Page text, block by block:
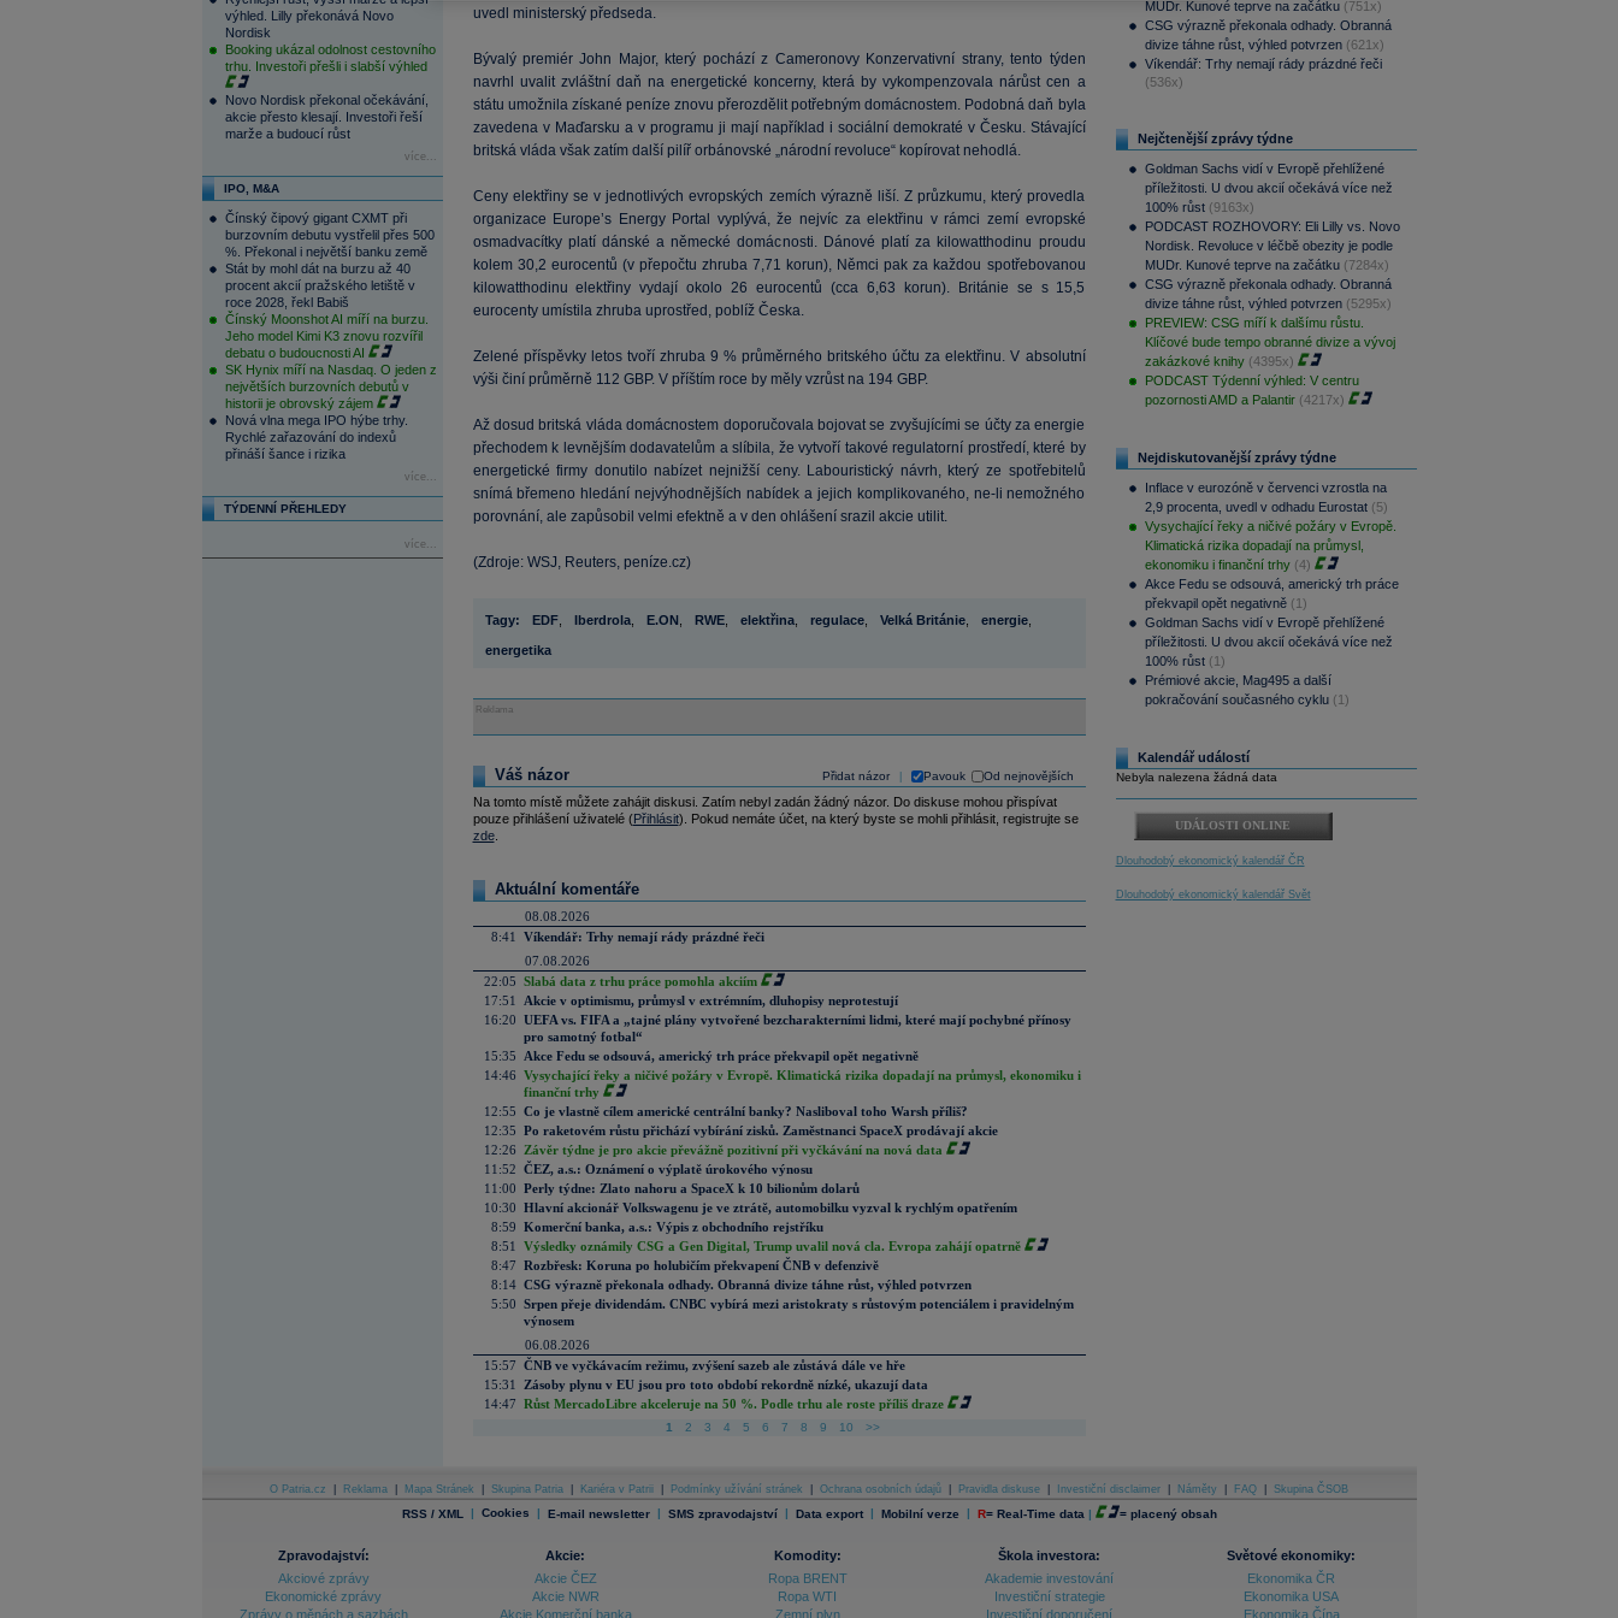
výhled. Lilly překonává Novo
Nordisk
Booking ukázal odolnost cestovního
trhu. Investoři přešli i slabší výhled
Novo Nordisk překonal očekávání,
akcie přesto klesají. Investoři řeší
marže a budoucí růst
více...
IPO, M&A
Čínský čipový gigant CXMT při
burzovním debutu vystřelil přes 500
%. Překonal i největší banku země
Stát by mohl dát na burzu až 40
procent akcií pražského letiště v
roce 2028, řekl Babiš
Čínský Moonshot AI míří na burzu.
Jeho model Kimi K3 znovu rozvířil
debatu o budoucnosti AI
SK Hynix míří na Nasdaq. O jeden z
největších burzovních debutů v
historii je obrovský zájem
Nová vlna mega IPO hýbe trhy.
Rychlé zařazování do indexů
přináší šance i rizika
více...
TÝDENNÍ PŘEHLEDY
více...
uvedl ministerský předseda.
Bývalý premiér John Major, který pochází z Cameronovy Konzervativní strany, tento týden
navrhl uvalit zvláštní daň na energetické koncerny, která by vykompenzovala nárůst cen a
státu umožnila získané peníze znovu přerozdělit potřebným domácnostem. Podobná daň byla
zavedena v Maďarsku a v programu ji mají například i sociální demokraté v Česku. Stávající
britská vláda však zatím další pilíř orbánovské „národní revoluce“ kopírovat nehodlá.
Ceny elektřiny se v jednotlivých evropských zemích výrazně liší. Z průzkumu, který provedla
organizace Europe’s Energy Portal vyplývá, že nejvíc za elektřinu v rámci zemí evropské
osmadvacítky platí dánské a německé domácnosti. Dánové platí za kilowatthodinu proudu
kolem 30,2 eurocentů (v přepočtu zhruba 7,71 korun), Němci pak za každou spotřebovanou
kilowatthodinu elektřiny vydají okolo 26 eurocentů (cca 6,63 korun). Británie se s 15,5
eurocenty umístila zhruba uprostřed, poblíž Česka.
Zelené příspěvky letos tvoří zhruba 9 % průměrného britského účtu za elektřinu. V absolutní
výši činí průměrně 112 GBP. V příštím roce by měly vzrůst na 194 GBP.
Až dosud britská vláda domácnostem doporučovala bojovat se zvyšujícími se účty za energie
přechodem k levnějším dodavatelům a slíbila, že vytvoří takové regulatorní prostředí, které by
energetické firmy donutilo nabízet nejnižší ceny. Labouristický návrh, který ze spotřebitelů
snímá břemeno hledání nejvýhodnějších nabídek a jejich komplikovaného, ne-li nemožného
porovnání, ale zapůsobil velmi efektně a v den ohlášení srazil akcie utilit.
(Zdroje: WSJ, Reuters, peníze.cz)
Tagy: EDF, Iberdrola, E.ON, RWE, elektřina, regulace, Velká Británie, energie,
energetika
Reklama
Přidat názor Pavouk Od nejnovějších
Váš názor
Na tomto místě můžete zahájit diskusi. Zatím nebyl zadán žádný názor. Do diskuse mohou přispívat
pouze přihlášení uživatelé (Přihlásit). Pokud nemáte účet, na který byste se mohli přihlásit, registrujte se
zde.
Aktuální komentáře
08.08.2026
8:41
Víkendář: Trhy nemají rády prázdné řeči
07.08.2026
22:05 Slabá data z trhu práce pomohla akciím
17:51
Akcie v optimismu, průmysl v extrémním, dluhopisy neprotestují
16:20 UEFA vs. FIFA a „tajné plány vytvořené bezcharakterními lidmi, které mají pochybné přínosy
pro samotný fotbal“
15:35
Akce Fedu se odsouvá, americký trh práce překvapil opět negativně
14:46 Vysychající řeky a ničivé požáry v Evropě. Klimatická rizika dopadají na průmysl, ekonomiku i
finanční trhy
12:55 Co je vlastně cílem americké centrální banky? Nasliboval toho Warsh příliš?
12:35 Po raketovém růstu přichází vybírání zisků. Zaměstnanci SpaceX prodávají akcie
12:26
Závěr týdne je pro akcie převážně pozitivní při vyčkávání na nová data
11:52 ČEZ, a.s.: Oznámení o výplatě úrokového výnosu
11:00 Perly týdne: Zlato nahoru a SpaceX k 10 bilionům dolarů
10:30 Hlavní akcionář Volkswagenu je ve ztrátě, automobilku vyzval k rychlým opatřením
8:59 Komerční banka, a.s.: Výpis z obchodního rejstříku
8:51
Výsledky oznámily CSG a Gen Digital, Trump uvalil nová cla. Evropa zahájí opatrně
8:47 Rozbřesk: Koruna po holubičím překvapení ČNB v defenzivě
8:14 CSG výrazně překonala odhady. Obranná divize táhne růst, výhled potvrzen
5:50 Srpen přeje dividendám. CNBC vybírá mezi aristokraty s růstovým potenciálem i pravidelným
výnosem
06.08.2026
15:57 ČNB ve vyčkávacím režimu, zvýšení sazeb ale zůstává dále ve hře
15:31
Zásoby plynu v EU jsou pro toto období rekordně nízké, ukazují data
14:47 Růst MercadoLibre akceleruje na 50 %. Podle trhu ale roste příliš draze
1 2 3 4 5 6 7 8 9 10 >>
MUDr. Kunové teprve na začátku (751x)
CSG výrazně překonala odhady. Obranná
divize táhne růst, výhled potvrzen (621x)
Víkendář: Trhy nemají rády prázdné řeči
(536x)
Nejčtenější zprávy týdne
Goldman Sachs vidí v Evropě přehlížené
příležitosti. U dvou akcií očekává více než
100% růst (9163x)
PODCAST ROZHOVORY: Eli Lilly vs. Novo
Nordisk. Revoluce v léčbě obezity je podle
MUDr. Kunové teprve na začátku (7284x)
CSG výrazně překonala odhady. Obranná
divize táhne růst, výhled potvrzen (5295x)
PREVIEW: CSG míří k dalšímu růstu.
Klíčové bude tempo obranné divize a vývoj
zakázkové knihy (4395x)
PODCAST Týdenní výhled: V centru
pozornosti AMD a Palantir (4217x)
Nejdiskutovanější zprávy týdne
Inflace v eurozóně v červenci vzrostla na
2,9 procenta, uvedl v odhadu Eurostat (5)
Vysychající řeky a ničivé požáry v Evropě.
Klimatická rizika dopadají na průmysl,
ekonomiku i finanční trhy (4)
Akce Fedu se odsouvá, americký trh práce
překvapil opět negativně (1)
Goldman Sachs vidí v Evropě přehlížené
příležitosti. U dvou akcií očekává více než
100% růst (1)
Prémiové akcie, Mag495 a další
pokračování současného cyklu (1)
Kalendář událostí
Nebyla nalezena žádná data
UDÁLOSTI ONLINE
Dlouhodobý ekonomický kalendář ČR
Dlouhodobý ekonomický kalendář Svět
O Patria.cz Reklama Mapa Stránek Skupina Patria Kariéra v Patrii Podmínky užívání stránek Ochrana osobních údajů Pravidla diskuse Investiční disclaimer Náměty FAQ Skupina ČSOB
RSS / XML | Cookies | E-mail newsletter | SMS zpravodajství | Data export | Mobilní verze | R= Real-Time data | = placený obsah
Zpravodajství:
Akciové zprávy
Ekonomické zprávy
Zprávy o měnách a sazbách
Akcie:
Akcie ČEZ
Akcie NWR
Akcie Komerční banka
Komodity:
Ropa BRENT
Ropa WTI
Zemní plyn
Škola investora:
Akademie investování
Investiční strategie
Investiční doporučení
Světové ekonomiky:
Ekonomika ČR
Ekonomika USA
Ekonomika Čína